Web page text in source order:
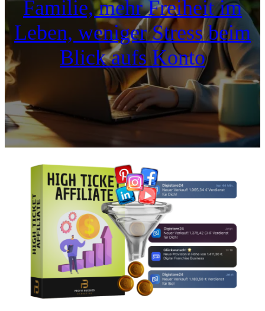
Familie, mehr Freiheit im
Leben, weniger Stress beim
Blick aufs Konto